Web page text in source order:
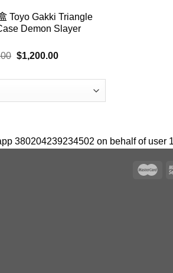
Toyo Gakki Triangle
Demon Slayer
$1,200.00
380204239234502 on behalf of user